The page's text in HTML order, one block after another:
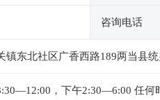
咨询电话
镇东北社区广香西路189两当县
，下午2:30—6:00 任何